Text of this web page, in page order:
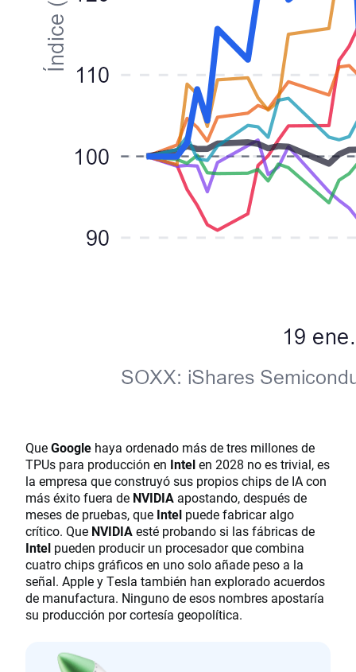
QueGoogle haya ordenado más de tres millones de
TPUs para producción en Intelen 2028 no es trivial, es
la empresa que construyó sus propios chips de IA con
más éxito fuera de NVIDIA apostando, después de
meses de pruebas, que Intel puede fabricar algo
crítico. Que NVIDIAesté probando si las fábricas de
Intel pueden producir un procesador que combina
cuatro chips gráficos en uno solo añade peso a la
señal. Apple y Tesla también han explorado acuerdos
de manufactura. Ninguno de esos nombres apostaría
su producción por cortesía geopolítica.